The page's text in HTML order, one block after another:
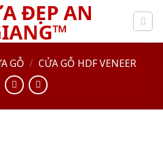
GỖ / CỬA GỖ HDF VENEER